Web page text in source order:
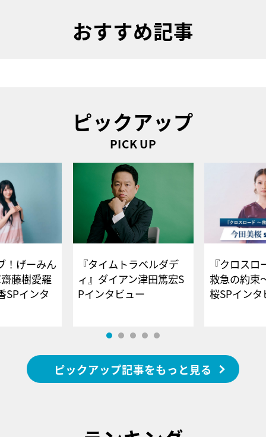
おすすめ記事
ピックアップ
PICK UP
！げーみん
藤樹愛羅
SPインタ
『タイムトラベルダデ
ィ』ダイアン津田篤宏S
Pインタビュー
『クロス
救急の約束
桜SPイ
ピックアップ記事をもっと見る